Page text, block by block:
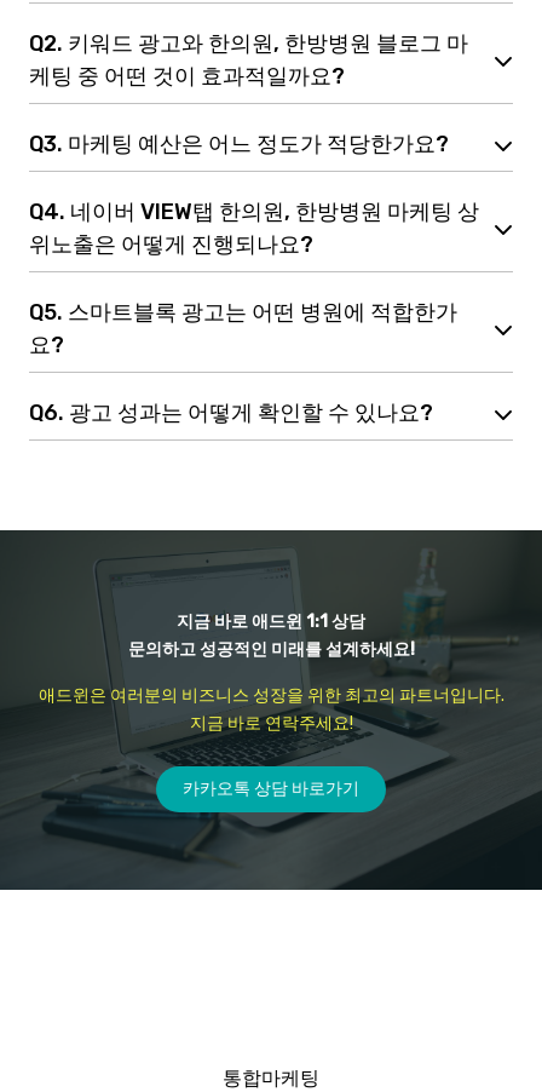
Q2. 키워드 광고와 한의원, 한방병원 블로그 마
케팅 중 어떤 것이 효과적일까요?
Q3. 마케팅 예산은 어느 정도가 적당한가요?
Q4. 네이버 VIEW탭 한의원, 한방병원 마케팅 상
위노출은 어떻게 진행되나요?
Q5. 스마트블록 광고는 어떤 병원에 적합한가
요?
Q6. 광고 성과는 어떻게 확인할 수 있나요?
지금 바로 애드윈 1:1 상담
문의하고 성공적인 미래를 설계하세요!
애드윈은 여러분의 비즈니스 성장을 위한 최고의 파트너입니다.
지금 바로 연락주세요!
카카오톡 상담 바로가기
통합마케팅